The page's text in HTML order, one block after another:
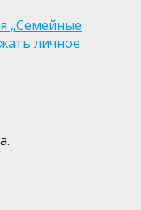
„Семейные
личное